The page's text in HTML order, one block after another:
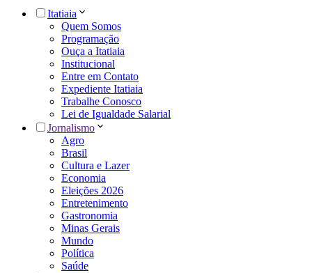
Itatiaia
Quem Somos
Programação
Ouça a Itatiaia
Institucional
Entre em Contato
Expediente Itatiaia
Trabalhe Conosco
Lei de Igualdade Salarial
Jornalismo
Agro
Brasil
Cultura e Lazer
Economia
Eleições 2026
Entretenimento
Gastronomia
Minas Gerais
Mundo
Política
Saúde